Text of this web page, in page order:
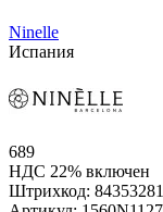
Ninelle
Испания
689
НДС 22% включен
Штрихкод: